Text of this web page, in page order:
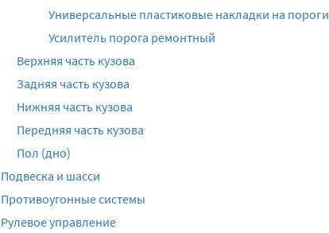
Универсальные пластиковые накладки на пороги
Усилитель порога ремонтный
Верхняя часть кузова
Задняя часть кузова
Нижняя часть кузова
Передняя часть кузова
Пол (дно)
Подвеска и шасси
Противоугонные системы
Рулевое управление